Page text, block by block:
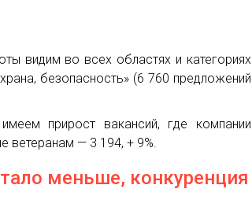
видим во всех областях и категориях
безопасность» (6 760 предложений
прирост вакансий, где компании
ветеранам — 3 194, + 9%.
меньше, конкуренция